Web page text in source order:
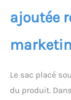
ajoutée
Le sac placé
du produit.